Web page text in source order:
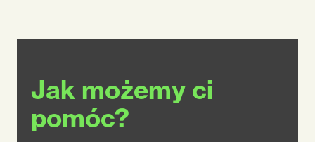
Jak możemy ci
pomóc?